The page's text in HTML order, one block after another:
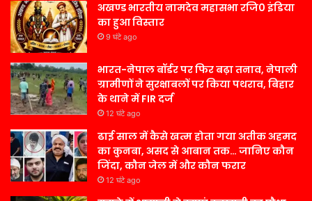
अखण्ड भारतीय नामदेव महासभा रजि0 इंडिया
का हुआ विस्तार
9 घंटे ago
भारत-नेपाल बॉर्डर पर फिर बढ़ा तनाव, नेपाली
ग्रामीणों ने सुरक्षाबलों पर किया पथराव, बिहार
के थाने में FIR दर्ज
12 घंटे ago
ढाई साल में कैसे खत्म होता गया अतीक अहमद
का कुनबा, असद से आबान तक… जानिए कौन
जिंदा, कौन जेल में और कौन फरार
12 घंटे ago